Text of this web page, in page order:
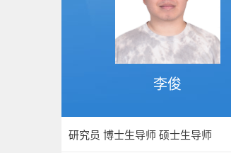
李俊
研究员 博士生导师 硕士生导师